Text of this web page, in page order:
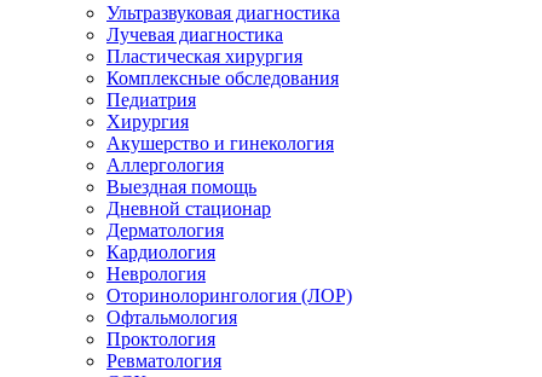
Ультразвуковая диагностика
Лучевая диагностика
Пластическая хирургия
Комплексные обследования
Педиатрия
Хирургия
Акушерство и гинекология
Аллергология
Выездная помощь
Дневной стационар
Дерматология
Кардиология
Неврология
Оторинолорингология (ЛОР)
Офтальмология
Проктология
Ревматология